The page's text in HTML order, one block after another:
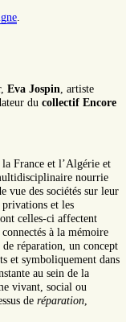
.
Eva Jospin, artiste
du collectif Encore
France et l’Algérie et
nourrie
vue des sociétés sur leur
et les
celles-ci affectent
à la mémoire
réparation, un concept
et symboliquement dans
au sein de la
vivant, social ou
de réparation,